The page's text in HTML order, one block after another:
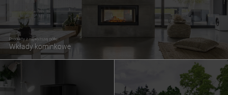
Produkty z najwyższej półki
Wkłady kominkowe